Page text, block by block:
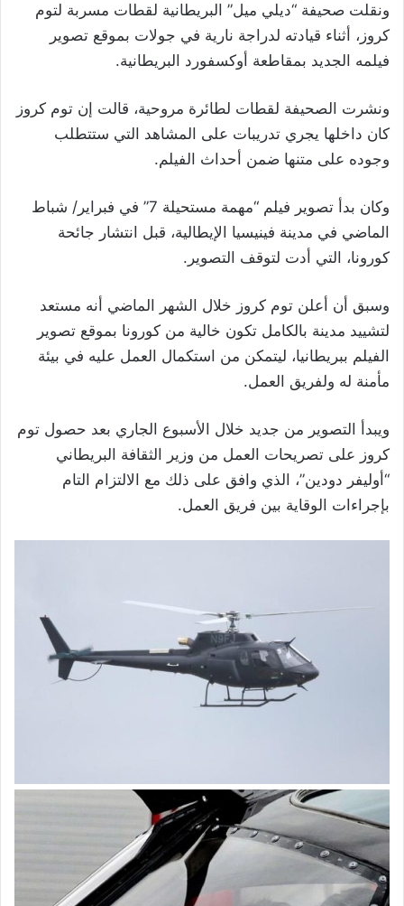
ونقلت صحيفة “ديلي ميل” البريطانية لقطات مسربة لتوم
كروز، أثناء قيادته لدراجة نارية في جولات بموقع تصوير
فيلمه الجديد بمقاطعة أوكسفورد البريطانية.
ونشرت الصحيفة لقطات لطائرة مروحية، قالت إن توم كروز
كان داخلها يجري تدريبات على المشاهد التي ستتطلب
وجوده على متنها ضمن أحداث الفيلم.
وكان بدأ تصوير فيلم “مهمة مستحيلة 7” في فبراير/ شباط
الماضي في مدينة فينيسيا الإيطالية، قبل انتشار جائحة
كورونا، التي أدت لتوقف التصوير.
وسبق أن أعلن توم كروز خلال الشهر الماضي أنه مستعد
لتشييد مدينة بالكامل تكون خالية من كورونا بموقع تصوير
الفيلم ببريطانيا، ليتمكن من استكمال العمل عليه في بيئة
مأمنة له ولفريق العمل.
ويبدأ التصوير من جديد خلال الأسبوع الجاري بعد حصول توم
كروز على تصريحات العمل من وزير الثقافة البريطاني
“أوليفر دودين”، الذي وافق على ذلك مع الالتزام التام
بإجراءات الوقاية بين فريق العمل.